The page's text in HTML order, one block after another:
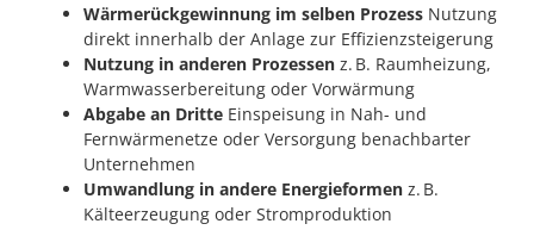
Wärmerückgewinnung im selben Prozess Nutzung
direkt innerhalb der Anlage zur Effizienzsteigerung
Nutzung in anderen Prozessen z. B. Raumheizung,
Warmwasserbereitung oder Vorwärmung
Abgabe an Dritte Einspeisung in Nah- und
Fernwärmenetze oder Versorgung benachbarter
Unternehmen
Umwandlung in andere Energieformen z. B.
Kälteerzeugung oder Stromproduktion